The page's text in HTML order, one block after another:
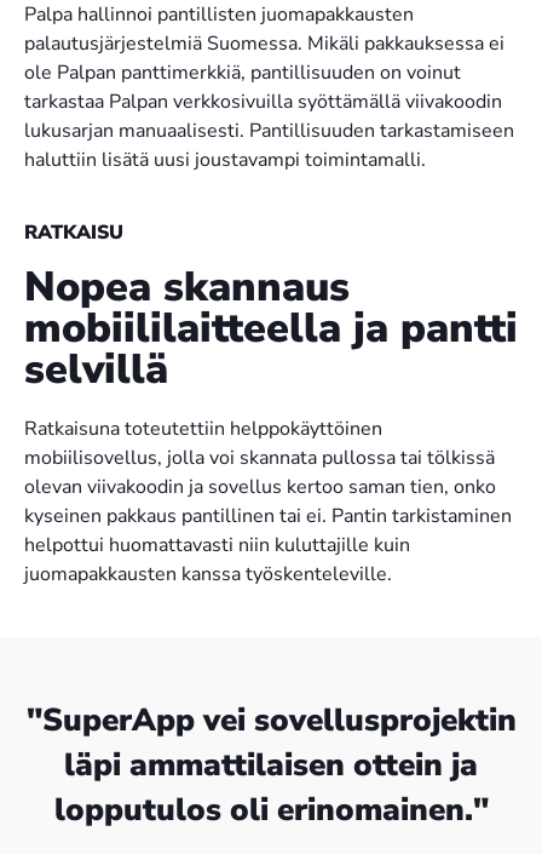
Palpa hallinnoi pantillisten juomapakkausten
palautusjärjestelmiä Suomessa. Mikäli pakkauksessa ei
ole Palpan panttimerkkiä, pantillisuuden on voinut
tarkastaa Palpan verkkosivuilla syöttämällä viivakoodin
lukusarjan manuaalisesti. Pantillisuuden tarkastamiseen
haluttiin lisätä uusi joustavampi toimintamalli.
RATKAISU
Nopea skannaus
mobiililaitteella ja pantti
selvillä
Ratkaisuna toteutettiin helppokäyttöinen
mobiilisovellus, jolla voi skannata pullossa tai tölkissä
olevan viivakoodin ja sovellus kertoo saman tien, onko
kyseinen pakkaus pantillinen tai ei. Pantin tarkistaminen
helpottui huomattavasti niin kuluttajille kuin
juomapakkausten kanssa työskenteleville.
"SuperApp vei sovellusprojektin
läpi ammattilaisen ottein ja
lopputulos oli erinomainen."